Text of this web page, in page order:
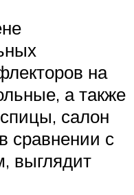
на
а также
салон
сравнении с
выглядит